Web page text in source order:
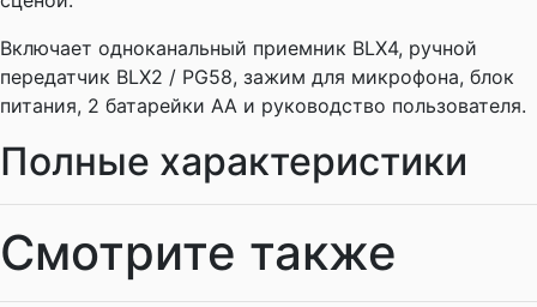
Включает одноканальный приемник BLX4, ручной
передатчик BLX2 / PG58, зажим для микрофона, блок
питания, 2 батарейки АА и руководство пользователя.
Полные характеристики
Смотрите также